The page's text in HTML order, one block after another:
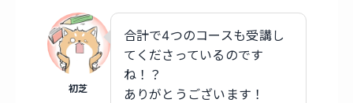
初芝
合計で4つのコースも受講し
てくださっているのです
ね！？
ありがとうございます！